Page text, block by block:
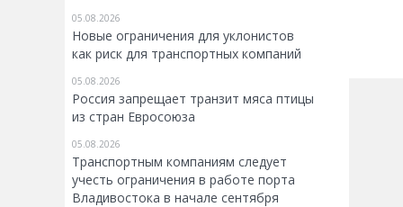
05.08.2026
Новые ограничения для уклонистов
как риск для транспортных компаний
05.08.2026
Россия запрещает транзит мяса птицы
из стран Евросоюза
05.08.2026
Транспортным компаниям следует
учесть ограничения в работе порта
Владивостока в начале сентября